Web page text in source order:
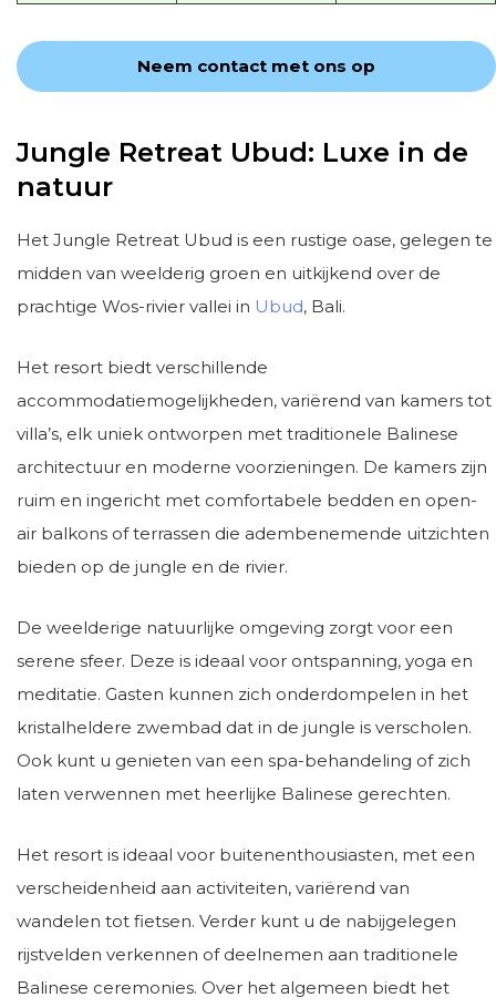
Neem contact met ons op
Jungle Retreat Ubud: Luxe in de
natuur
Het Jungle Retreat Ubud is een rustige oase, gelegen te
midden van weelderig groen en uitkijkend over de
prachtige Wos-rivier vallei in Ubud, Bali.
Het resort biedt verschillende
accommodatiemogelijkheden, variërend van kamers tot
villa’s, elk uniek ontworpen met traditionele Balinese
architectuur en moderne voorzieningen. De kamers zijn
ruim en ingericht met comfortabele bedden en open-
air balkons of terrassen die adembenemende uitzichten
bieden op de jungle en de rivier.
De weelderige natuurlijke omgeving zorgt voor een
serene sfeer. Deze is ideaal voor ontspanning, yoga en
meditatie. Gasten kunnen zich onderdompelen in het
kristalheldere zwembad dat in de jungle is verscholen.
Ook kunt u genieten van een spa-behandeling of zich
laten verwennen met heerlijke Balinese gerechten.
Het resort is ideaal voor buitenenthousiasten, met een
verscheidenheid aan activiteiten, variërend van
wandelen tot fietsen. Verder kunt u de nabijgelegen
rijstvelden verkennen of deelnemen aan traditionele
Balinese ceremonies. Over het algemeen biedt het